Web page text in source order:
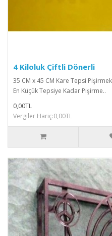
4 Kiloluk Çiftli Dönerli
35 CM x 45 CM Kare Tepsi
En Küçük Tepsiye Kadar Pişirme..
0,00TL
Vergiler Hariç:0,00TL